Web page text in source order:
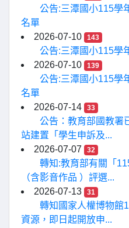
公告:三潭國小115學
名單
2026-07-10
143
公告:三潭國小115學
2026-07-10
139
公告:三潭國小115學
名單
2026-07-14
33
公告：教育部國教署
站建置「學生申訴及...
2026-07-07
32
轉知:教育部有關「
（含影音作品 ）評選...
2026-07-13
31
轉知國家人權博物館
資源，即日起開放申...